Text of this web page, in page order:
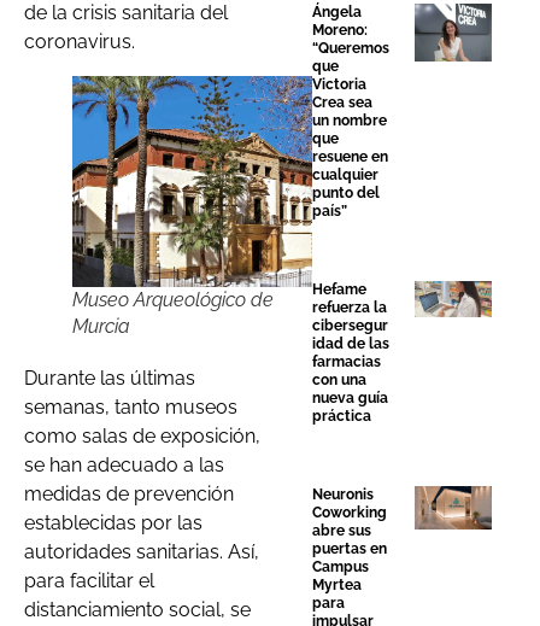
de la crisis sanitaria del
coronavirus.
Museo Arqueológico de
Murcia
Durante las últimas
semanas, tanto museos
como salas de exposición,
se han adecuado a las
medidas de prevención
establecidas por las
autoridades sanitarias. Así,
para facilitar el
distanciamiento social, se
Ángela
Moreno:
“Queremos
que
Victoria
Crea sea
un nombre
que
resuene en
cualquier
punto del
país”
Hefame
refuerza la
cibersegur
idad de las
farmacias
con una
nueva guía
práctica
Neuronis
Coworking
abre sus
puertas en
Campus
Myrtea
para
impulsar